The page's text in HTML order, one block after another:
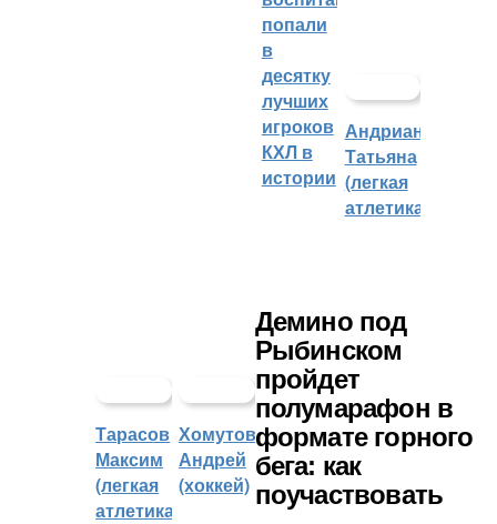
попали
в
десятку
лучших
игроков
КХЛ в
истории
Андрианова
Татьяна
(легкая
атлетика)
Тарасов
Максим
(легкая
атлетика)
Хомутов
Андрей
(хоккей)
Демино под
Рыбинском
пройдет
полумарафон в
формате горного
бега: как
поучаствовать